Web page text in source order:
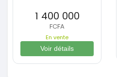
1 400 000
FCFA
En vente
Voir détails